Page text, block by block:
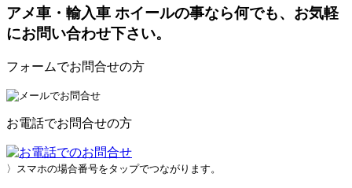
アメ車・輸入車 ホイールの事なら何でも、お気軽
にお問い合わせ下さい。
フォームでお問合せの方
お電話でお問合せの方
〉スマホの場合番号をタップでつながります。